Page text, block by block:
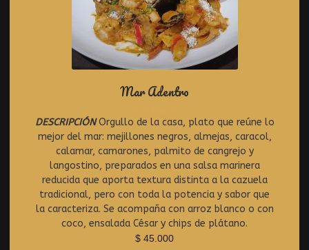
Mar Adentro
R
a
t
e
u
o
DESCRIPCIÓNOrgullo de la casa, plato que reúne lo
mejor del mar: mejillones negros, almejas, caracol,
calamar, camarones, palmito de cangrejo y
langostino, preparados en una salsa marinera
reducida que aporta textura distinta a la cazuela
tradicional, pero con toda la potencia y sabor que
la caracteriza. Se acompaña con arroz blanco o con
coco, ensalada César y chips de plátano.
$ 45.000